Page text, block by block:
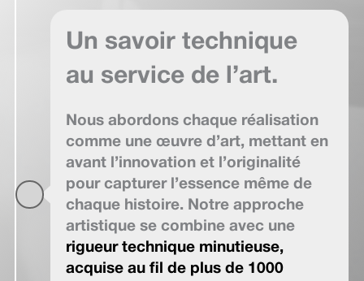
Un savoir technique
au service de l’art.
Nous abordons chaque réalisation
comme une œuvre d’art, mettant en
avant l’innovation et l’originalité
pour capturer l’essence même de
chaque histoire. Notre approche
artistique se combine avec une
rigueur technique minutieuse,
acquise au fil de plus de 1000